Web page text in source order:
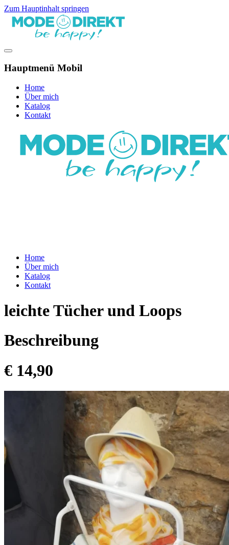
Zum Hauptinhalt springen
Hauptmenü Mobil
Home
Über mich
Katalog
Kontakt
Home
Über mich
Katalog
Kontakt
leichte Tücher und Loops
Beschreibung
€ 14,90